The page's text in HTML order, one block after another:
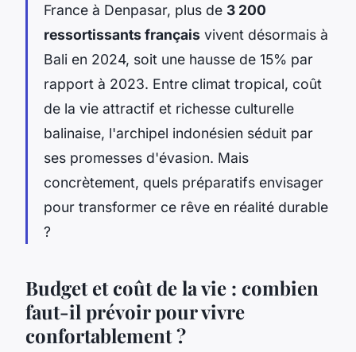
France à Denpasar, plus de 3 200
ressortissants français vivent désormais à
Bali en 2024, soit une hausse de 15% par
rapport à 2023. Entre climat tropical, coût
de la vie attractif et richesse culturelle
balinaise, l'archipel indonésien séduit par
ses promesses d'évasion. Mais
concrètement, quels préparatifs envisager
pour transformer ce rêve en réalité durable
?
Budget et coût de la vie : combien
faut-il prévoir pour vivre
confortablement ?